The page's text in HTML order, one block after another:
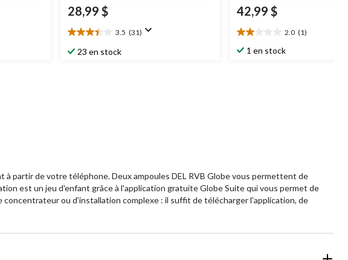
28,99 $
3.5 (31)
3.5
étoile(s)
23 en stock
42,99 $
2.0 (1)
2.0
étoile(s)
1 en stock
partir de votre téléphone. Deux ampoules DEL RVB Globe vous permettent de
est un jeu d'enfant grâce à l'application gratuite Globe Suite qui vous permet de
concentrateur ou d'installation complexe : il suffit de télécharger l'application, de